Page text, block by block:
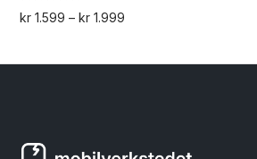
Vurdert
4.86
kr 1.599 – kr 1.999